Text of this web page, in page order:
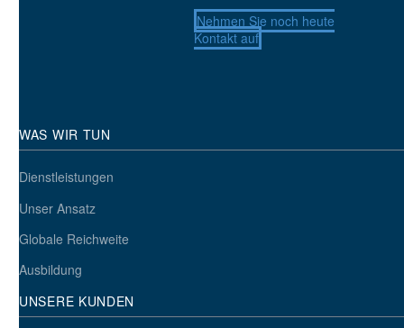
Zugänglichkeit im UX-Design
Nehmen Sie noch heute
Kontakt auf
WAS WIR TUN
Dienstleistungen
Unser Ansatz
Globale Reichweite
Ausbildung
UNSERE KUNDEN